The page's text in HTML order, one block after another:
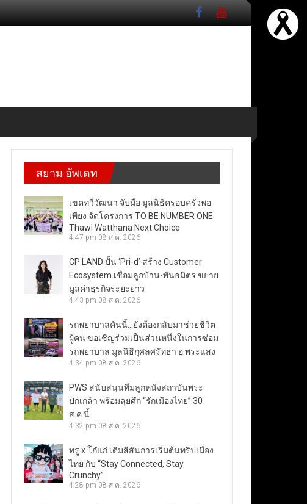
สยาม อัพเดท
เขตทวีวัฒนา จับมือ มูลนิธิครอบครัวพอ
เพียง จัดโครงการ TO BE NUMBER ONE
Thawi Watthana Next Choice
4:47 pm 08 ส.ค. 2026
CP LAND ปั้น ‘Pri-d’ สร้าง Customer
Ecosystem เชื่อมลูกบ้าน-พันธมิตร ขยาย
มูลค่าธุรกิจระยะยาว
4:43 pm 08 ส.ค. 2026
รถพยาบาลคันนี้…ยังต้องกลับมาช่วยชีวิต
ผู้คน ขอเชิญร่วมเป็นส่วนหนึ่งในการซ่อม
รถพยาบาล มูลนิธิกุศลศรัทธา อ.พระแสง
4:34 pm 08 ส.ค. 2026
PWS สนับสนุนทีมลูกหนังสถาบันพระ
ปกเกล้า พร้อมลุยศึก “รักเมืองไทย” 30
ส.ค.นี้
4:32 pm 08 ส.ค. 2026
ทรู x โก๋แก่ เติมสีสันการเริ่มต้นทริปเมือง
ไทย กับ “Stay Connected, Stay
Crunchy”
4:28 pm 08 ส.ค. 2026